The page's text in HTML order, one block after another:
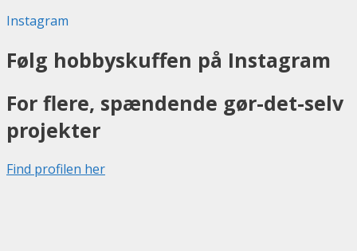
Instagram
Følg hobbyskuffen på Instagram
For flere, spændende gør-det-selv
projekter
Find profilen her